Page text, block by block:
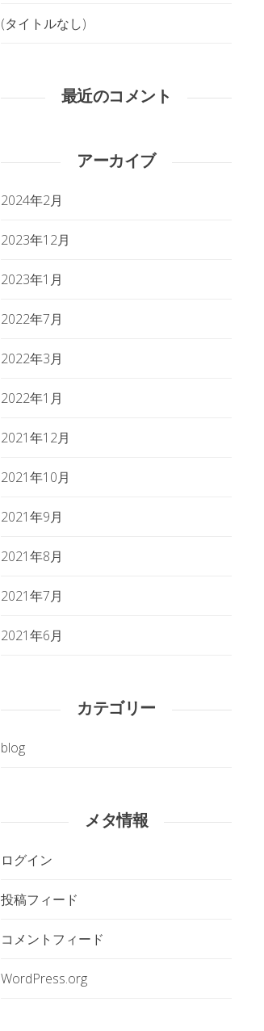
(タイトルなし)
最近のコメント
アーカイブ
2024年2月
2023年12月
2023年1月
2022年7月
2022年3月
2022年1月
2021年12月
2021年10月
2021年9月
2021年8月
2021年7月
2021年6月
カテゴリー
blog
メタ情報
ログイン
投稿フィード
コメントフィード
WordPress.org